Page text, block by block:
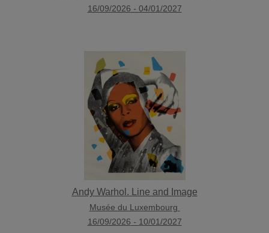
16/09/2026 - 04/01/2027
Andy Warhol. Line and Image
Musée du Luxembourg
16/09/2026 - 10/01/2027